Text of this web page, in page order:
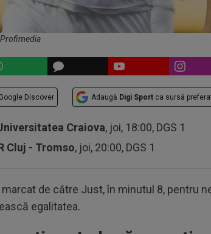
Discover Adaugă Digi Sport ca sursă
Craiova, joi, 18:00, DGS 1
Cluj - Tromso, joi, 20:00, DGS 1
marcat de către Just, în minutul 8, pentru
egalitatea.